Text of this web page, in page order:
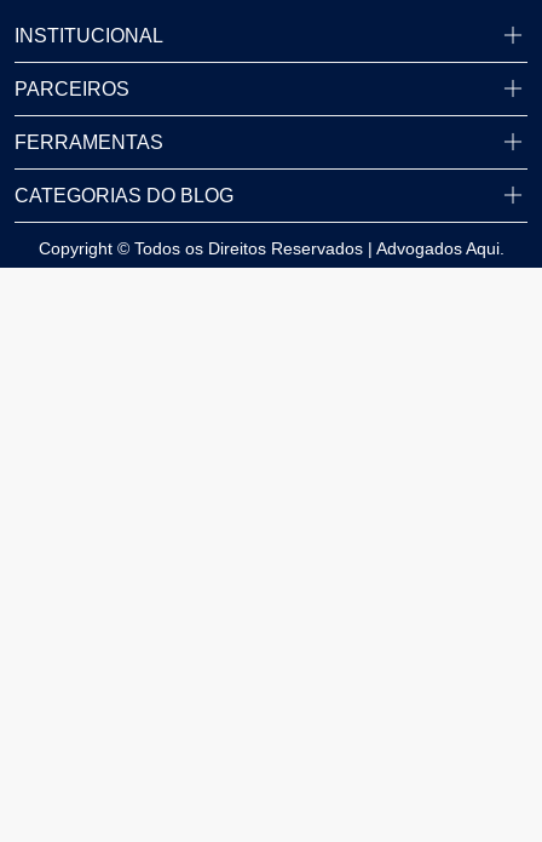
INSTITUCIONAL
PARCEIROS
FERRAMENTAS
CATEGORIAS DO BLOG
Copyright © Todos os Direitos Reservados | Advogados Aqui.